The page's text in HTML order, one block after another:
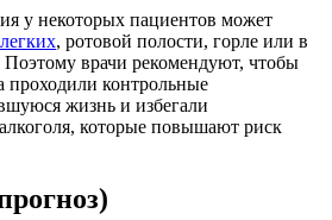
у некоторых пациентов может
, ротовой полости, горле или в
врачи рекомендуют, чтобы
проходили контрольные
жизнь и избегали
которые повышают риск